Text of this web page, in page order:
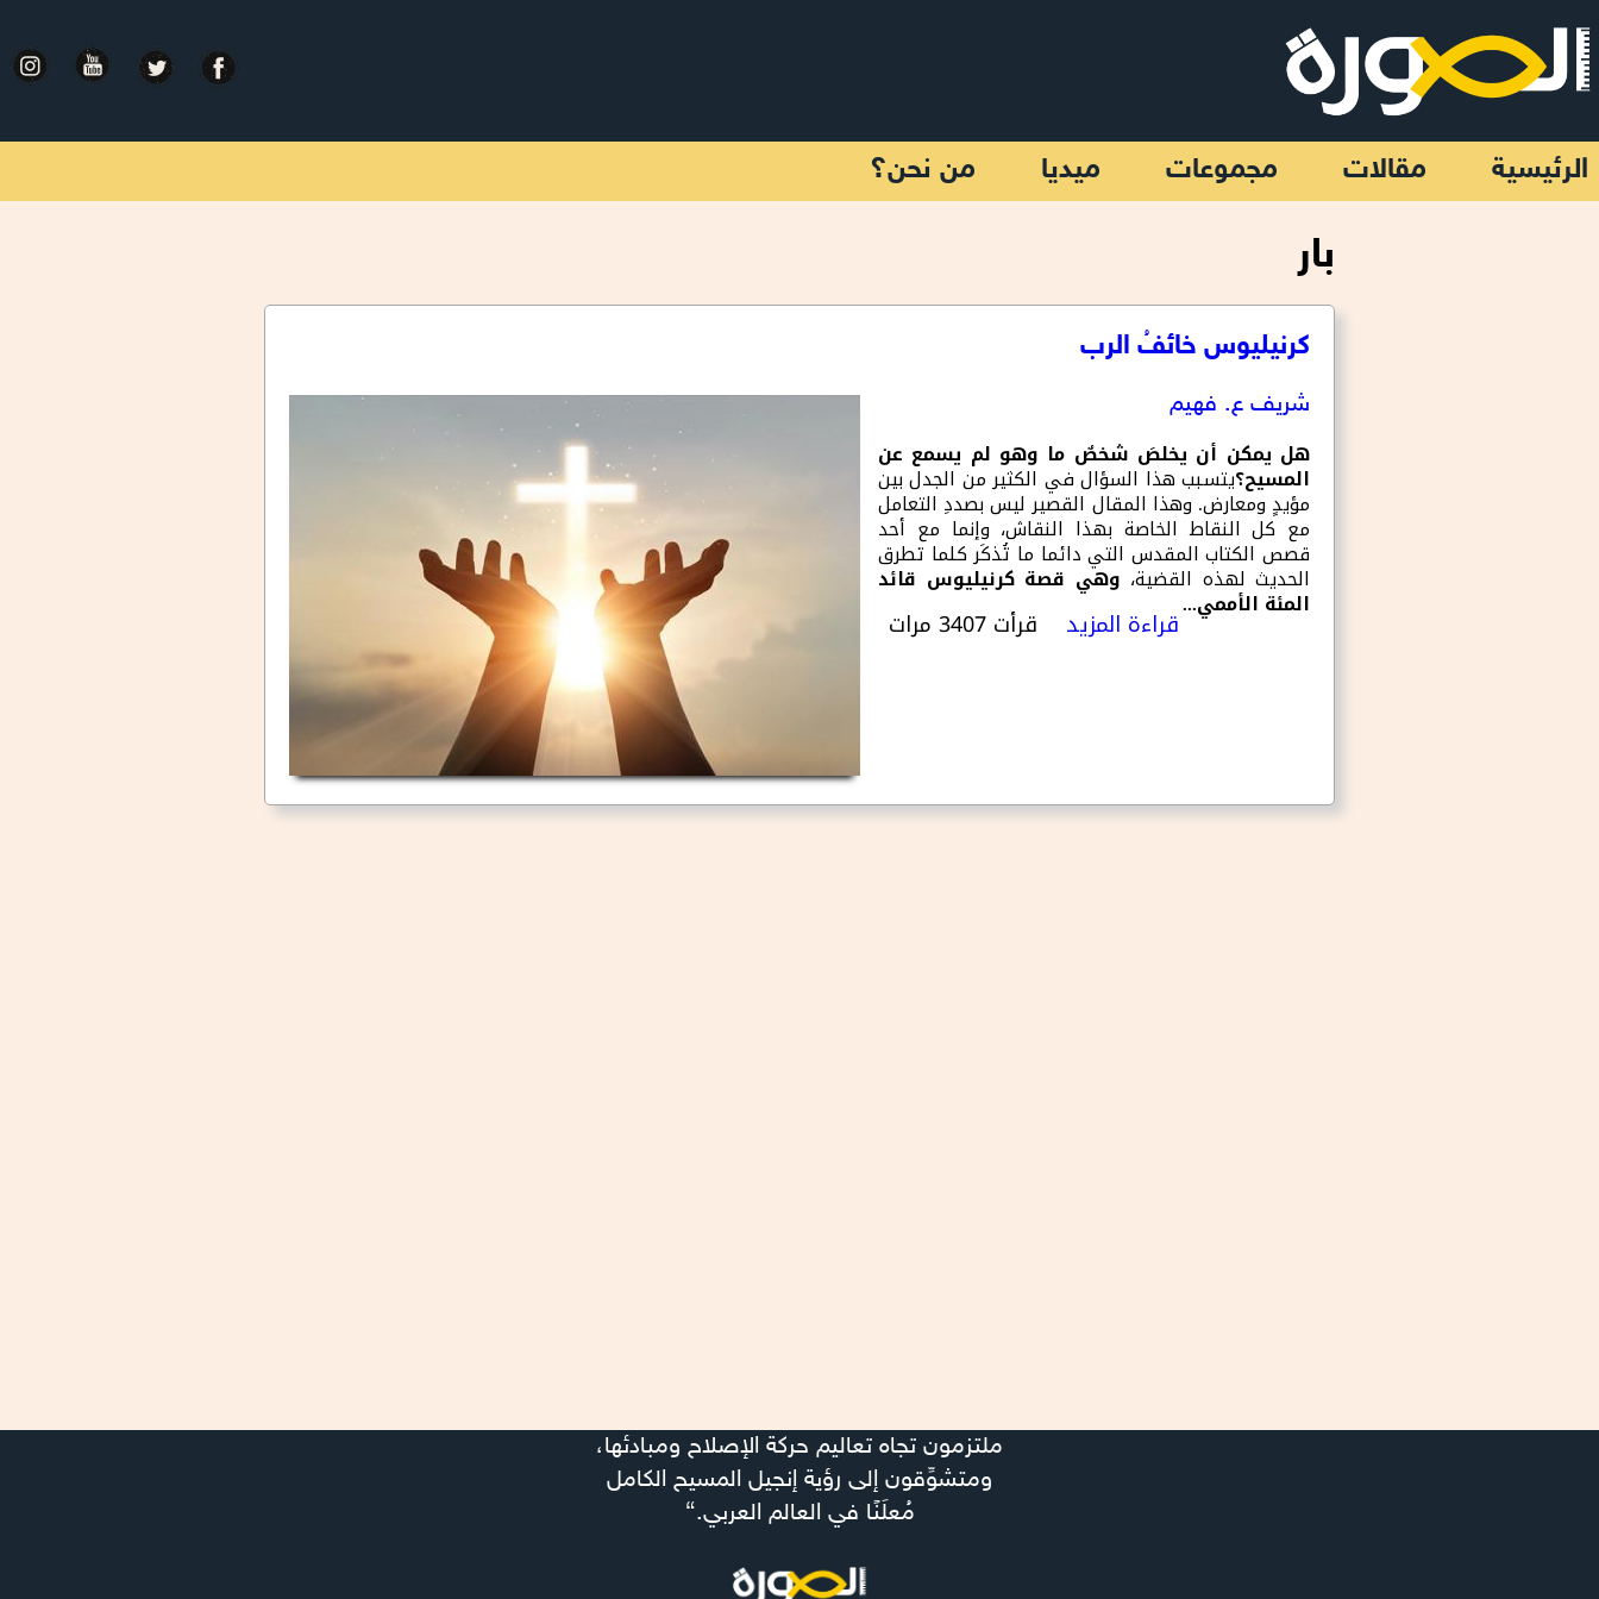
الرئيسية مقالات مجموعات ميديا من نحن؟
بار
كرنيليوس خائفُ الرب
شريف ع. فهيم
هل يمكن أن يخلصَ شخصٌ ما وهو لم يسمع عن
المسيح؟يتسبب هذا السؤال في الكثير من الجدل بين
مؤيدٍ ومعارض. وهذا المقال القصير ليس بصددِ التعامل
مع كل النقاط الخاصة بهذا النقاش، وإنما مع أحد
قصص الكتاب المقدس التي دائما ما تُذكَر كلما تطرق
الحديث لهذه القضية، وهي قصة كرنيليوس قائد
المئة الأممي...
قراءة المزيد حول كرنيليوس خائفُ الرب
قرأت 3407 مرات
ملتزمون تجاه تعاليم حركة الإصلاح ومبادئها،
ومتشوِّقون إلى رؤية إنجيل المسيح الكامل
مُعلَنًا في العالم العربي.“